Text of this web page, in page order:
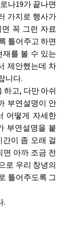
나19가 끝나면
가지로 행사가
꼭 그런 자료
틀어주고 하면
를 볼 수 있는
제안했는데 차
니다.
하고, 다만 아쉬
부연설명이 안
어떻게 자세한
부연설명을 붙
이 좀 오래 걸
면 아까 조금 전
로 우리 창녕의
틀어주도록 그
.